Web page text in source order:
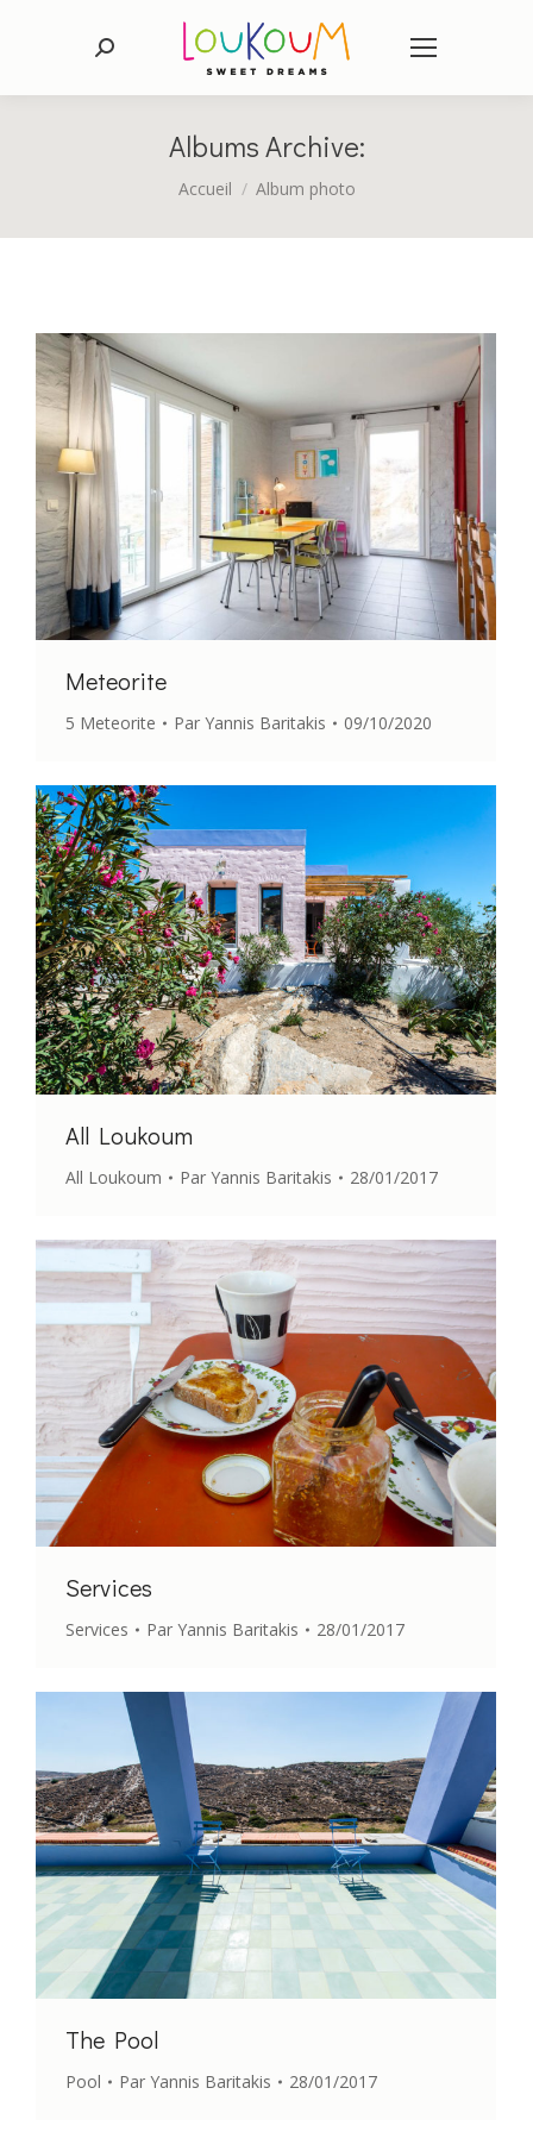
Recherche
Albums Archive:
Vous êtes ici :
Accueil Album photo
Meteorite
5 Meteorite Par Yannis Baritakis 09/10/2020
All Loukoum
All Loukoum Par Yannis Baritakis 28/01/2017
Services
Services Par Yannis Baritakis 28/01/2017
The Pool
Pool Par Yannis Baritakis 28/01/2017